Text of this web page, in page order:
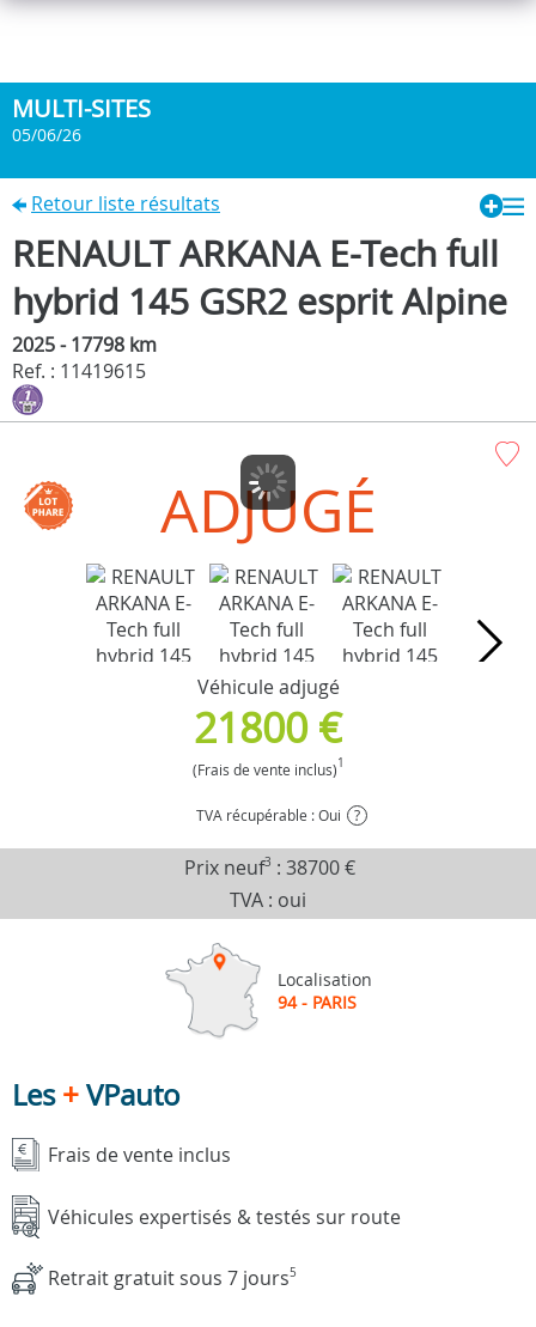
MULTI-SITES
05/06/26
Retour liste résultats
RENAULT ARKANA E-Tech full
hybrid 145 GSR2 esprit Alpine
2025 - 17798 km
Ref. : 11419615
ADJUGÉ
Véhicule adjugé
21800 €
(Frais de vente inclus)1
TVA récupérable : Oui ?
Prix neuf3 : 38700 €
TVA : oui
Localisation
94 - PARIS
Les+VPauto
Frais de vente inclus
Véhicules expertisés & testés sur route
Retrait gratuit sous 7 jours5